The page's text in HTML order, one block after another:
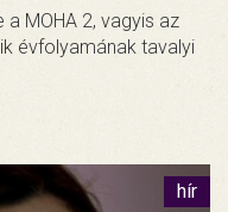
MOHA 2, vagyis az
évfolyamának tavalyi
hír